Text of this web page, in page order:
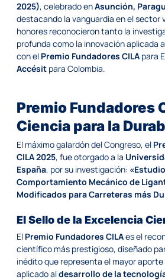
2025), celebrado enAsunción,
destacando la vanguardia en el sector
honores reconocieron tanto la
profunda como la innovación aplicada
con el Premio Fundadores CILA para
Accésit para Colombia.
Premio Fundadores
Ciencia para la
El máximo galardón del Congreso, el
CILA 2025, fue otorgado a la
España, por su investigación:
Comportamiento Mecánico de
Modificados para Carreteras más
El Sello de la Excelencia
El Premio Fundadores CILAes el
científico más prestigioso, diseñado
inédito que representa el mayor
aplicado aldesarrollo de la